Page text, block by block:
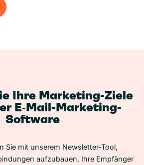
Ihre Marketing-Ziele
E‑Mail-Marketing-
Software
Sie mit unserem Newsletter-Tool,
aufzubauen, Ihre Empfänger